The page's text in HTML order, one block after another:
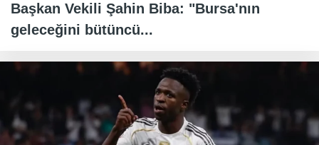
Başkan Vekili Şahin Biba: "Bursa'nın
geleceğini bütüncü...